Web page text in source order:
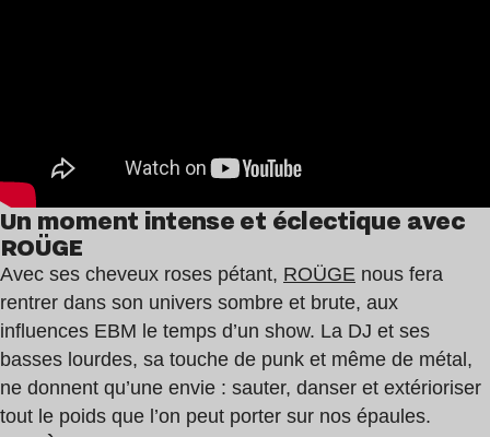
Un moment intense et éclectique avec
ROÜGE
Avec ses cheveux roses pétant, ROÜGE nous fera
rentrer dans son univers sombre et brute, aux
influences EBM le temps d’un show. La DJ et ses
basses lourdes, sa touche de punk et même de métal,
ne donnent qu’une envie : sauter, danser et extérioriser
tout le poids que l’on peut porter sur nos épaules.